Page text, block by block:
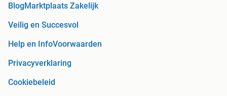
BlogMarktplaats Zakelijk
Veilig en Succesvol
Help en InfoVoorwaarden
Privacyverklaring
Cookiebeleid